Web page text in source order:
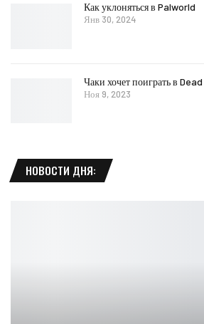
Как уклоняться в Palworld
Янв 30, 2024
Чаки хочет поиграть в
Ноя 9, 2023
НОВОСТИ ДНЯ: